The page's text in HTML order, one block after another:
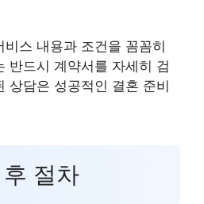
스 내용과 조건을 꼼꼼히
반드시 계약서를 자세히 검
상담은 성공적인 결혼 준비
절차